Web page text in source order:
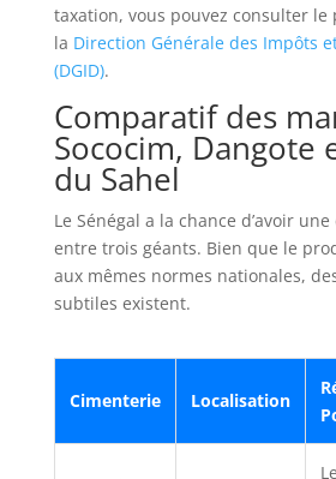
taxation, vous pouvez consulter
la Direction Générale des Impôts
(DGID).
Comparatif des
Sococim, Dangote
du Sahel
Le Sénégal a la chance d’avoir
entre trois géants. Bien que le
aux mêmes normes nationales,
subtiles existent.
Cimenterie Localisation